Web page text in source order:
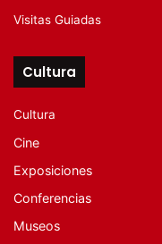
Visitas Guiadas
Cultura
Cultura
Cine
Exposiciones
Conferencias
Museos